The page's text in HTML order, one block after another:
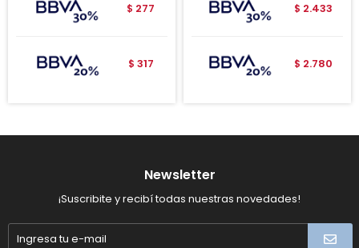
$ 277
$ 317
$ 2.433
$ 2.780
Newsletter
¡Suscribite y recibí todas nuestras novedades!